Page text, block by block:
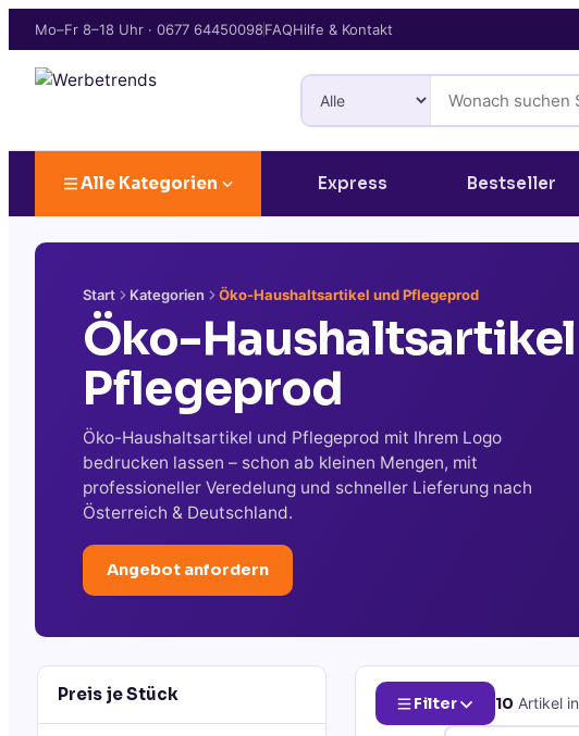
Mo–Fr 8–18 Uhr · 0677 64450098FAQHilfe & Kontakt
Alle Kategorien Express Bestseller
Start Kategorien Öko-Haushaltsartikel und Pflegeprod
Öko-
Pflegeprod
Öko-Haushaltsartikel und Pflegeprod mit Ihrem Logo
bedrucken lassen – schon ab kleinen Mengen, mit
professioneller Veredelung und schneller Lieferung nach
Österreich & Deutschland.
Angebot anfordern
Preis je Stück Filter 10 Artikel in